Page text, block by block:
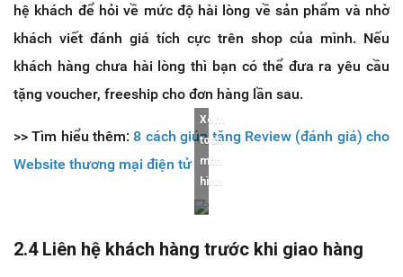
hệ khách để hỏi về mức độ hài lòng về sản phẩm và nhờ
khách viết đánh giá tích cực trên shop của mình. Nếu
khách hàng chưa hài lòng thì bạn có thể đưa ra yêu cầu
tặng voucher, freeship cho đơn hàng lần sau.
>> Tìm hiểu thêm:8 cách giúp tăng Review (đánh giá) cho
Website thương mại điện tử
Xem
toàn
màn
hình
2.4 Liên hệ khách hàng trước khi giao hàng